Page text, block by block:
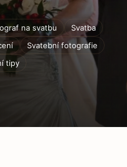
na svatbu
Svatba
Svatební fotografie
tipy